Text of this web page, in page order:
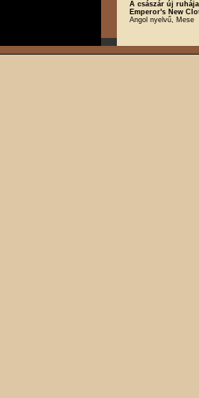
A császár új
Emperor's New
Angol nyelvű, Mese